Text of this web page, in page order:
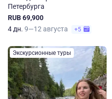
Петербурга
RUB 69,900
4 дн. 9—12 августа +5
Экскурсионные туры